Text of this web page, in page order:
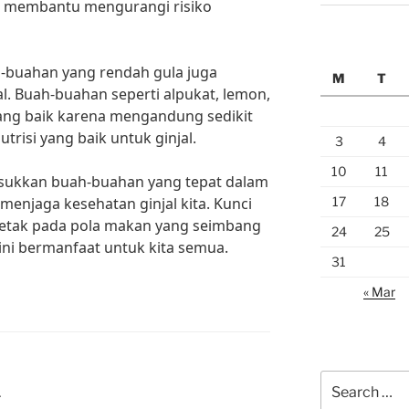
mengurangi risiko
yang rendah gula juga
Buah-buahan seperti alpukat, lemon,
baik karena mengandung sedikit
yang baik untuk ginjal.
buah-buahan yang tepat dalam
kesehatan ginjal kita. Kunci
pada pola makan yang seimbang
bermanfaat untuk kita semua.
M T
3
4
10
11
17
18
24
25
31
« Mar
for: